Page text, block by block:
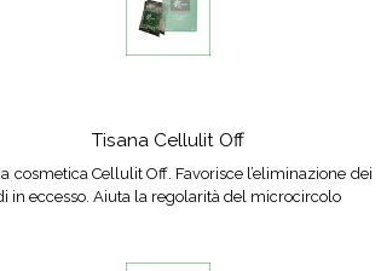
Tisana Cellulit Off
cosmetica Cellulit Off. Favorisce l’eliminazione dei
in eccesso. Aiuta la regolarità del microcircolo